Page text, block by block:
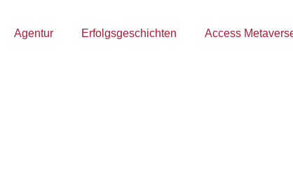
Agentur Erfolgsgeschichten Access